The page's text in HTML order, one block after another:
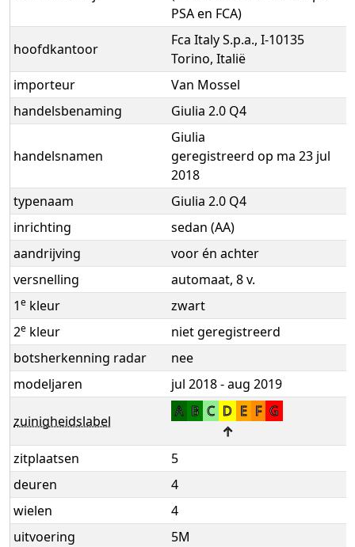
PSA en FCA)
hoofdkantoor
Fca Italy S.p.a., I-10135
Torino, Italië
importeur
Van Mossel
handelsbenaming
Giulia 2.0 Q4
handelsnamen
Giulia
geregistreerd op ma 23 jul
2018
typenaam
Giulia 2.0 Q4
inrichting
sedan (AA)
aandrijving
voor én achter
versnelling
automaat, 8 v.
1e kleur
zwart
2e kleur
niet geregistreerd
botsherkenning radar
nee
modeljaren
jul 2018 - aug 2019
zuinigheidslabel
A B C D E F G
↑
zitplaatsen
5
deuren
4
wielen
4
uitvoering
5M